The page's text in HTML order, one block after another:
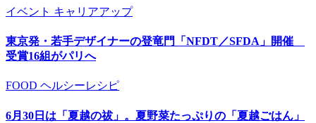
イベント キャリアアップ
東京発・若手デザイナーの登竜門「NFDT／SFDA」開催
受賞16組がパリへ
FOOD ヘルシーレシピ
6月30日は「夏越の祓」。夏野菜たっぷりの「夏越ごはん」